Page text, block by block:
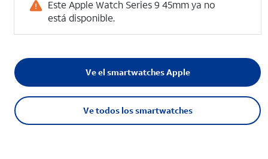
Este Apple Watch Series 9 45mm ya no
está disponible.
Ve todos los smartwatches
Ve el smartwatches Apple